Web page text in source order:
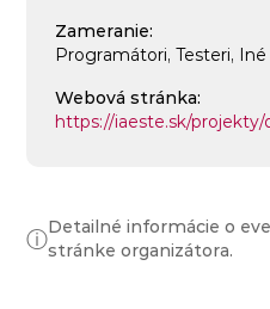
Zameranie:
Programátori, Testeri, Iné
Webová stránka:
https://iaeste.sk/
ⓘDetailné informácie o
stránke organizátora.